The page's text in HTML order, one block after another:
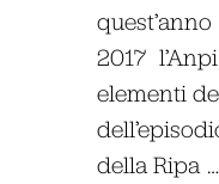
2017
elementi
della Ripa